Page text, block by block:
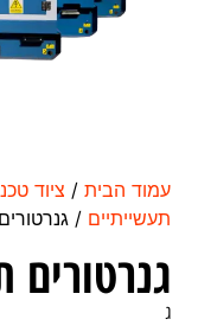
עמוד הבית / ציוד
תעשייתיים /
גנרטורים
ג